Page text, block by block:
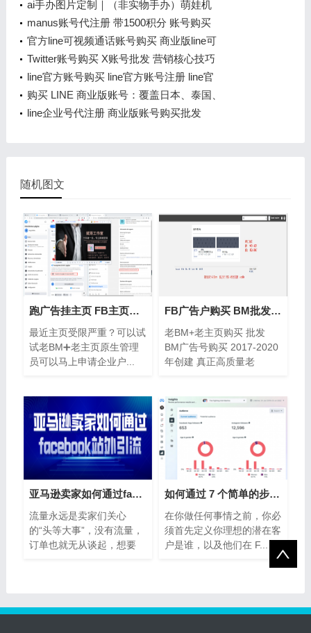
ai手办图片定制｜（非实物手办）萌娃机
manus账号代注册 带1500积分 账号购买
官方line可视频通话账号购买 商业版line可
Twitter账号购买 X账号批发 营销核心技巧
line官方账号购买 line官方账号注册 line官
购买 LINE 商业版账号：覆盖日本、泰国、
line企业号代注册 商业版账号购买批发
随机图文
跑广告挂主页 FB主页挂了怎么办？老bm 老
最近主页受限严重？ ​可以试
试老BM➕老主页原生管理
员可以马上申请企业户...
FB广告户购买 BM批发 老bm企业认证bm 商务
老BM+老主页购买 批发
BM广告号购买 2017-2020
年创建 真正高质量老
亚马逊卖家如何通过facebook站外引流
流量永远是卖家们关心
的“头等大事”，没有流量，
订单也就无从谈起，想要
如何通过 7 个简单的步骤创建 Facebook 营销
在你做任何事情之前，你必
须首先定义你理想的潜在客
户是谁，以及他们在 F...